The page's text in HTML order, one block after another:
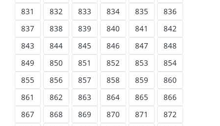
831
832 833 834 835
836
837
838 839 840 841
842
843
844 845 846 847
848
849
850 851 852 853
854
855
856 857 858 859
860
861
862 863 864 865
866
867
868 869 870 871
872